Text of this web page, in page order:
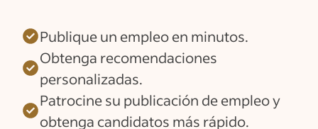
Publique un empleo en minutos.
Obtenga recomendaciones
personalizadas.
Patrocine su publicación de empleo y
obtenga candidatos más rápido.